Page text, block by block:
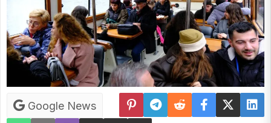
Google News